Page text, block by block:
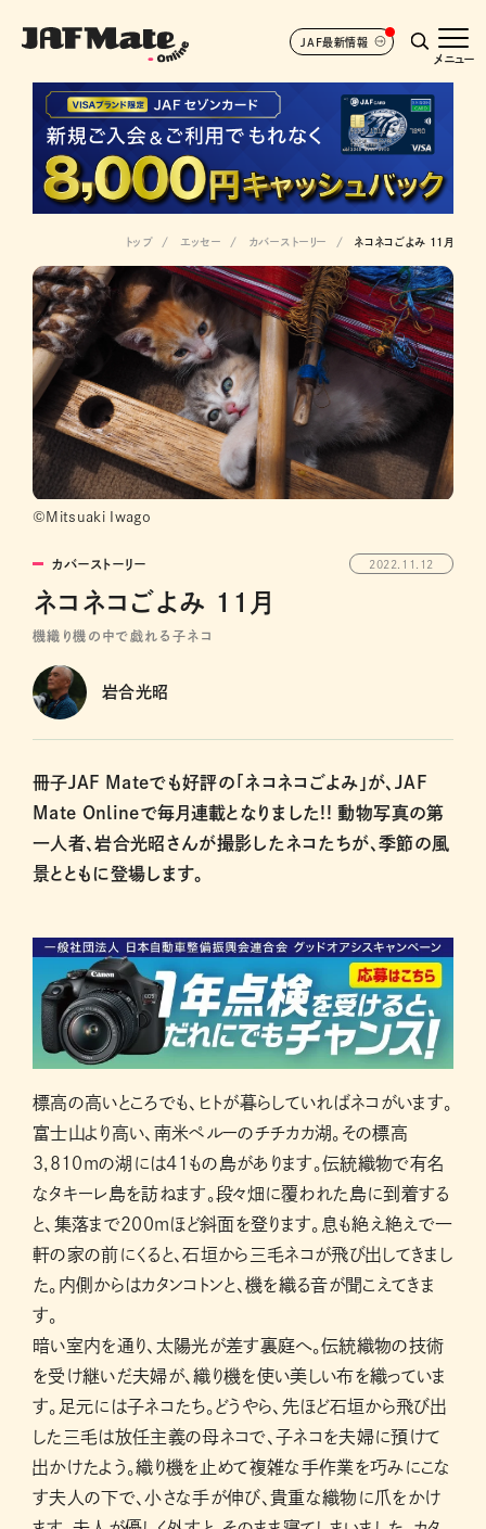
JAF最新情報
メニュー
トップ エッセー カバーストーリー ネコネコごよみ 11月
©Mitsuaki Iwago
カバーストーリー 2022.11.12
ネコネコごよみ 11月
機織り機の中で戯れる子ネコ
岩合光昭
冊子JAF Mateでも好評の「ネコネコごよみ」が、JAF
Mate Onlineで毎月連載となりました!! 動物写真の第
一人者、岩合光昭さんが撮影したネコたちが、季節の風
景とともに登場します。
標高の高いところでも、ヒトが暮らしていればネコがいます。
富士山より高い、南米ペルーのチチカカ湖。その標高
3,810mの湖には41もの島があります。伝統織物で有名
なタキーレ島を訪ねます。段々畑に覆われた島に到着する
と、集落まで200mほど斜面を登ります。息も絶え絶えで一
軒の家の前にくると、石垣から三毛ネコが飛び出してきまし
た。内側からはカタンコトンと、機を織る音が聞こえてきま
す。
暗い室内を通り、太陽光が差す裏庭へ。伝統織物の技術
を受け継いだ夫婦が、織り機を使い美しい布を織っていま
す。足元には子ネコたち。どうやら、先ほど石垣から飛び出
した三毛は放任主義の母ネコで、子ネコを夫婦に預けて
出かけたよう。織り機を止めて複雑な手作業を巧みにこな
す夫人の下で、小さな手が伸び、貴重な織物に爪をかけ